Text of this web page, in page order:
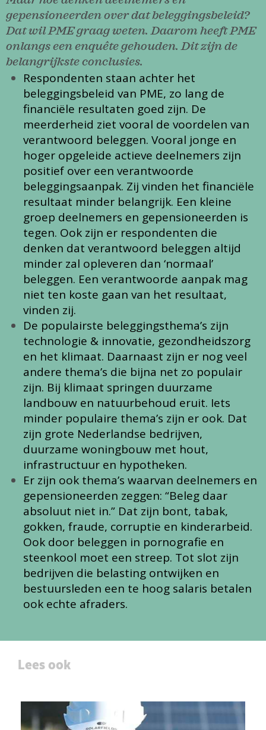
gepensioneerden over dat beleggingsbeleid?
Dat wil PME graag weten. Daarom heeft PME
onlangs een enquête gehouden. Dit zijn de
belangrijkste conclusies.
Respondenten staan achter het
beleggingsbeleid van PME, zo lang de
financiële resultaten goed zijn. De
meerderheid ziet vooral de voordelen van
verantwoord beleggen. Vooral jonge en
hoger opgeleide actieve deelnemers zijn
positief over een verantwoorde
beleggingsaanpak. Zij vinden het financiële
resultaat minder belangrijk. Een kleine
groep deelnemers en gepensioneerden is
tegen. Ook zijn er respondenten die
denken dat verantwoord beleggen altijd
minder zal opleveren dan ‘normaal’
beleggen. Een verantwoorde aanpak mag
niet ten koste gaan van het resultaat,
vinden zij.
De populairste beleggingsthema’s zijn
technologie & innovatie, gezondheidszorg
en het klimaat. Daarnaast zijn er nog veel
andere thema’s die bijna net zo populair
zijn. Bij klimaat springen duurzame
landbouw en natuurbehoud eruit. Iets
minder populaire thema’s zijn er ook. Dat
zijn grote Nederlandse bedrijven,
duurzame woningbouw met hout,
infrastructuur en hypotheken.
Er zijn ook thema’s waarvan deelnemers en
gepensioneerden zeggen: “Beleg daar
absoluut niet in.” Dat zijn bont, tabak,
gokken, fraude, corruptie en kinderarbeid.
Ook door beleggen in pornografie en
steenkool moet een streep. Tot slot zijn
bedrijven die belasting ontwijken en
bestuursleden een te hoog salaris betalen
ook echte afraders.
Lees ook